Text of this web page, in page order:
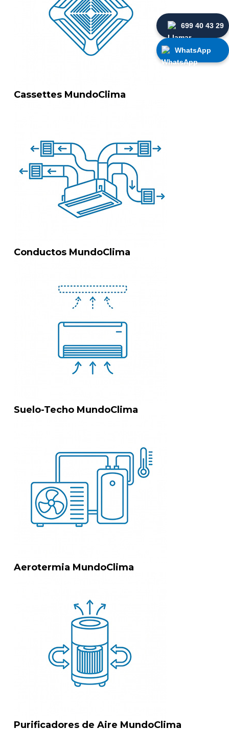
Cassettes MundoClima
Conductos MundoClima
Suelo-Techo MundoClima
Aerotermia MundoClima
Purificadores de Aire MundoClima
699 40 43 29
WhatsApp